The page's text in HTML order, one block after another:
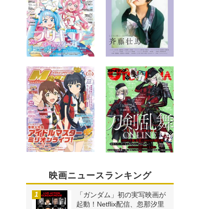
映画ニュースランキング
「ガンダム」初の実写映画が
起動！Netflix配信、忽那汐里